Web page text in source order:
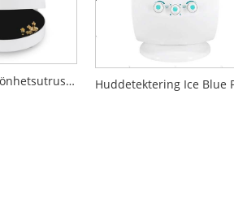
2 i 1 plasmaskönhetsutrustning